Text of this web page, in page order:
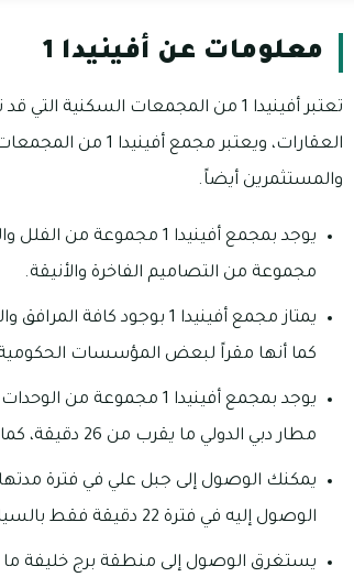
معلومات عن أفينيدا 1
تعتبر أفينيدا 1 من المجمعات
العقارات، ويعتبر
والمستثمرين أيضاً.
يوجد بمجمع أفينيدا 1
مجموعة من التصاميم الفاخرة والأنيقة.
يمتاز مجمع أفينيدا 1
كما أنها مقراً لبعض المؤسسات
يوجد بمجمع أفينيدا 1
مطار دبي الدولي ما يقرب من 26 دقيقة، كما يمكن الوصول إلى داون تاون دبي في فترة مدتها 26 دقيقة فقط بالسيارة.
الوصول إليه في فترة 22 دقيقة فقط بالسيارة.